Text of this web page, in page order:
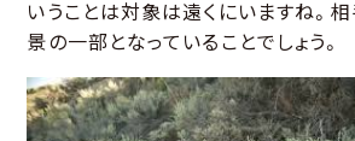
いうことは対象は遠くにいますね。
景の一部となっていることでしょう。